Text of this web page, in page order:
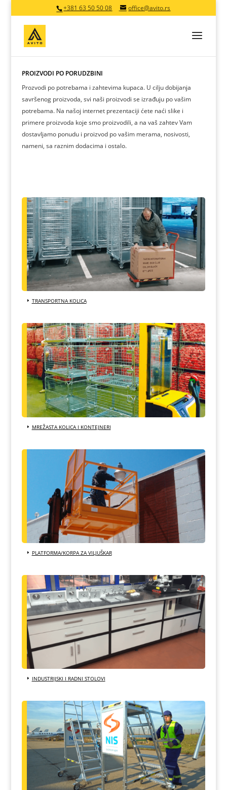
+381 63 50 50 08 office@avito.rs
PROIZVODI PO PORUDŽBINI
Prozvodi po potrebama i zahtevima kupaca. U cilju dobijanja
savršenog proizvoda, svi naši proizvodi se izrađuju po vašim
potrebama. Na našoj internet prezentaciji ćete naći slike i
primere proizvoda koje smo proizvodili, a na vaš zahtev Vam
dostavljamo ponudu i proizvod po vašim merama, nosivosti,
nameni, sa raznim dodacima i ostalo.
TRANSPORTNA KOLICA
MREŽASTA KOLICA I KONTEJNERI
PLATFORMA/KORPA ZA VILJUŠKAR
INDUSTRIJSKI I RADNI STOLOVI